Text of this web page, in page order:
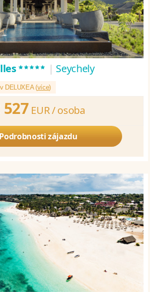
***** | Seychely
DELUXEA (více)
527 EUR /osoba
Podrobnosti zájazdu